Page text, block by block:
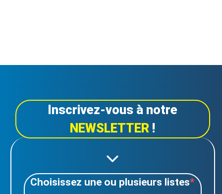
Inscrivez-vous à notre
NEWSLETTER !
Choisissez une ou plusieurs listes